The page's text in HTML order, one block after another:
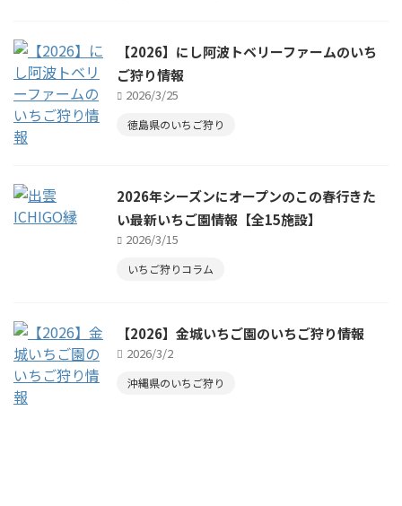
【2026】にし阿波トベリーファームのいち
ご狩り情報
2026/3/25
徳島県のいちご狩り
2026年シーズンにオープンのこの春行きた
い最新いちご園情報【全15施設】
2026/3/15
いちご狩りコラム
【2026】金城いちご園のいちご狩り情報
2026/3/2
沖縄県のいちご狩り